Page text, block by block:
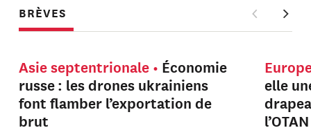
BRÈVES
Asie septentrionale
Économie
russe : les drones ukrainiens
font flamber l’exportation de
brut
elle